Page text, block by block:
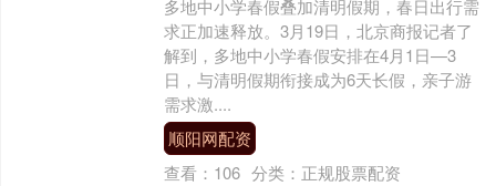
多地中小学春假叠加清明假期，春日出行需
求正加速释放。3月19日，北京商报记者了
解到，多地中小学春假安排在4月1日—3
日，与清明假期衔接成为6天长假，亲子游
需求激....
顺阳网配资
查看： 106 分类： 正规股票配资